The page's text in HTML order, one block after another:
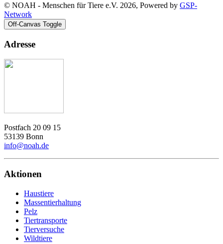
© NOAH - Menschen für Tiere e.V. 2026, Powered by GSP-
Network
Off-Canvas Toggle
Adresse
Postfach 20 09 15
53139 Bonn
info@noah.de
Aktionen
Haustiere
Massentierhaltung
Pelz
Tiertransporte
Tierversuche
Wildtiere